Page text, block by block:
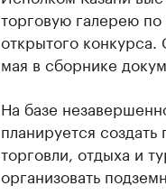
торговую галерею
открытого конкурса.
мая в сборнике
На базе
планируется
торговли, отдыха и
организовать